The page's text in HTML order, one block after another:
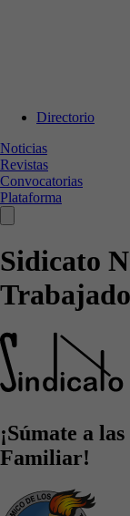
Directorio
Noticias
Revistas
Convocatorias
Plataforma
Sidicato
¡Súmate a
Familiar!